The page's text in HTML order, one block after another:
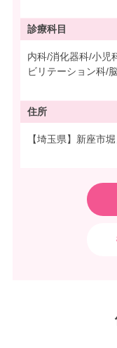
診療科目
内科/消化器科/小児
ビリテーション科/
住所
【埼玉県】新座市